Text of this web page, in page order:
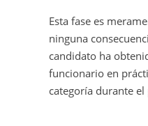
Esta fase es
ninguna
candidato ha
funcionario en
categoría durante